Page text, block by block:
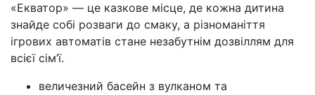
«Екватор» — це казкове місце, де кожна дитина
знайде собі розваги до смаку, а різноманіття
ігрових автоматів стане незабутнім дозвіллям для
всієї сім’ї.
величезний басейн з вулканом та